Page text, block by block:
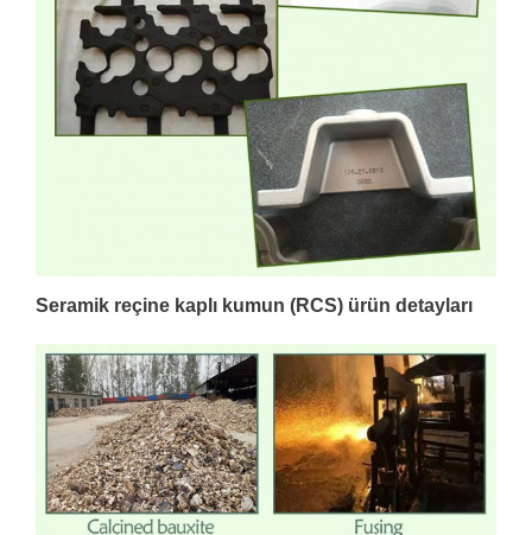
Seramik reçine kaplı kumun (RCS) ürün detayları